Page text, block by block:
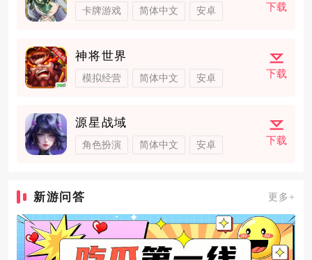
卡牌游戏 简体中文 安卓 下载
神将世界
模拟经营 简体中文 安卓 下载
源星战域
角色扮演 简体中文 安卓 下载
新游问答 更多+